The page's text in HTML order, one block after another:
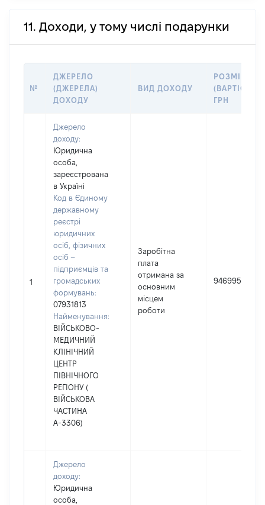
11. Доходи, у тому числі подарунки
№
ДЖЕРЕЛО
(ДЖЕРЕЛА)
ДОХОДУ
ВИД ДОХОДУ
РОЗМІР
(ВАРТІСТЬ),
ГРН
1
Джерело
доходу:
Юридична
особа,
зареєстрована
в Україні
Код в Єдиному
державному
реєстрі
юридичних
осіб, фізичних
осіб –
підприємців та
громадських
формувань:
07931813
Найменування:
ВІЙСЬКОВО-
МЕДИЧНИЙ
КЛІНІЧНИЙ
ЦЕНТР
ПІВНІЧНОГО
РЕГІОНУ (
ВІЙСЬКОВА
ЧАСТИНА
А-3306)
Заробітна
плата
отримана за
основним
місцем
роботи
946995
Джерело
доходу:
Юридична
особа,